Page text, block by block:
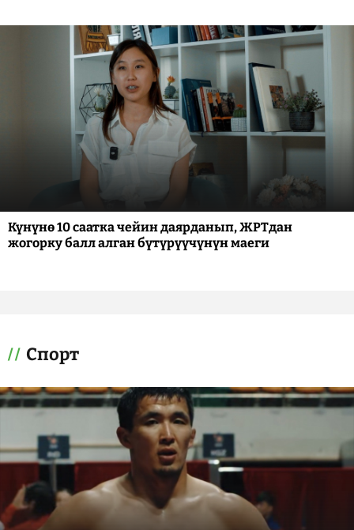
Күнүнө 10 саатка чейин даярданып, ЖРТдан
жогорку балл алган бүтүрүүчүнүн маеги
Спорт